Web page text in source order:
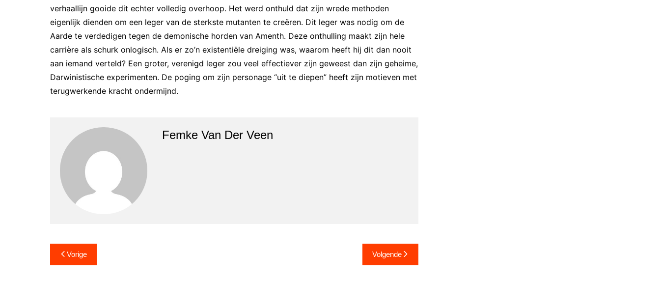
verhaallijn gooide dit echter volledig overhoop. Het werd onthuld dat zijn wrede methoden
eigenlijk dienden om een leger van de sterkste mutanten te creëren. Dit leger was nodig om de
Aarde te verdedigen tegen de demonische horden van Amenth. Deze onthulling maakt zijn hele
carrière als schurk onlogisch. Als er zo’n existentiële dreiging was, waarom heeft hij dit dan nooit
aan iemand verteld? Een groter, verenigd leger zou veel effectiever zijn geweest dan zijn geheime,
Darwinistische experimenten. De poging om zijn personage “uit te diepen” heeft zijn motieven met
terugwerkende kracht ondermijnd.
Femke Van Der Veen
Bericht
navigatie
Vorige Volgende